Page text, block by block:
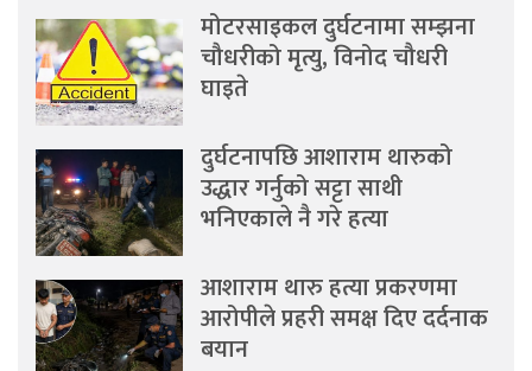
मोटरसाइकल दुर्घटनामा सम्झना
चौधरीको मृत्यु, विनोद चौधरी
घाइते
दुर्घटनापछि आशाराम थारुको
उद्धार गर्नुको सट्टा साथी
भनिएकाले नै गरे हत्या
आशाराम थारु हत्या प्रकरणमा
आरोपीले प्रहरी समक्ष दिए दर्दनाक
बयान